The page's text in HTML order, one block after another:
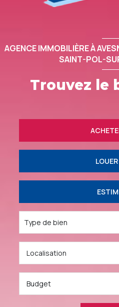
AGENCE IMMOBILIÈRE À
SAINT-POL-
Trouvez le
Professionnel
LOUER
Professionnel
Type de bien
Budget